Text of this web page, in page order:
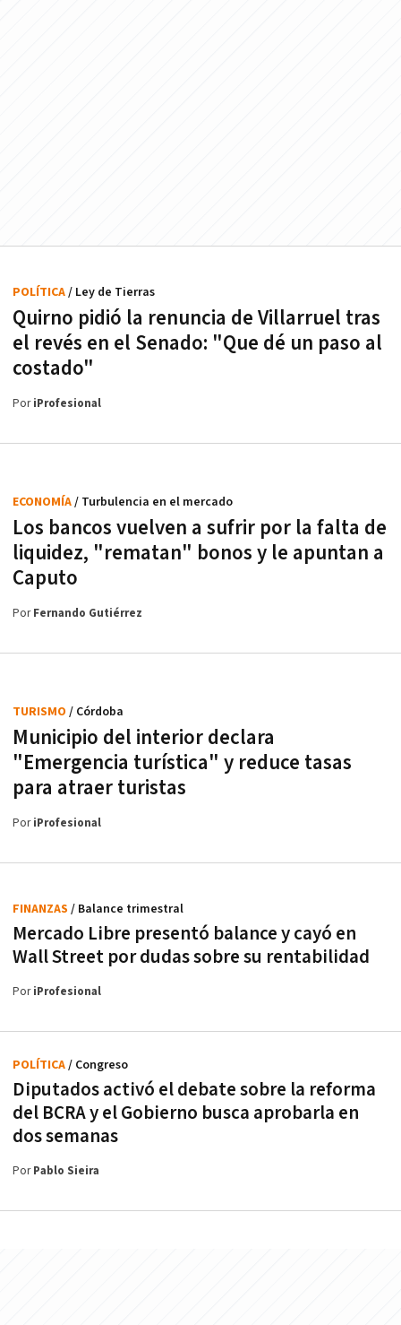
Quirno pidió la renuncia de Villarruel tras
el revés en el Senado: "Que dé un paso al
costado"
POLÍTICA/ Ley de Tierras
PoriProfesional
Los bancos vuelven a sufrir por la falta de
liquidez, "rematan" bonos y le apuntan a
Caputo
ECONOMÍA/ Turbulencia en el mercado
PorFernando Gutiérrez
Municipio del interior declara
"Emergencia turística" y reduce tasas
para atraer turistas
TURISMO / Córdoba
PoriProfesional
Mercado Libre presentó balance y cayó en
Wall Street por dudas sobre su rentabilidad
FINANZAS / Balance trimestral
PoriProfesional
Diputados activó el debate sobre la reforma
del BCRA y el Gobierno busca aprobarla en
dos semanas
POLÍTICA/ Congreso
PorPablo Sieira